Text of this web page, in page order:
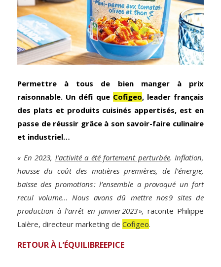
Permettre à tous de bien manger à prix
raisonnable. Un défi que Cofigeo, leader français
des plats et produits cuisinés appertisés, est en
passe de réussir grâce à son savoir-faire culinaire
et industriel…
« En 2023, l’activité a été fortement perturbée. Inflation,
hausse du coût des matières premières, de l’énergie,
baisse des promotions : l’ensemble a provoqué un fort
recul volume… Nous avons dû mettre nos 9 sites de
production à l’arrêt en janvier 2023 », raconte Philippe
Lalère, directeur marketing de Cofigeo.
RETOUR À L’ÉQUILIBREEPICE